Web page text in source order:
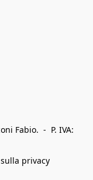
Fabio.  -  P. IVA:
privacy